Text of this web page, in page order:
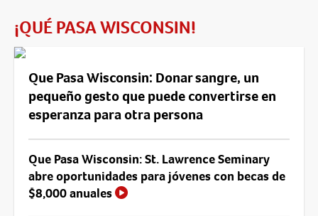
¡QUÉ PASA WISCONSIN!
Que Pasa Wisconsin: Donar sangre, un
pequeño gesto que puede convertirse en
esperanza para otra persona
Que Pasa Wisconsin: St. Lawrence Seminary
abre oportunidades para jóvenes con becas de
$8,000 anuales